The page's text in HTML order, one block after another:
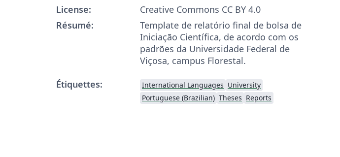
License:
Creative Commons CC BY 4.0
Résumé:
Template de relatório final de bolsa de
Iniciação Científica, de acordo com os
padrões da Universidade Federal de
Viçosa, campus Florestal.
Étiquettes:
International Languages University
Portuguese (Brazilian) Theses Reports